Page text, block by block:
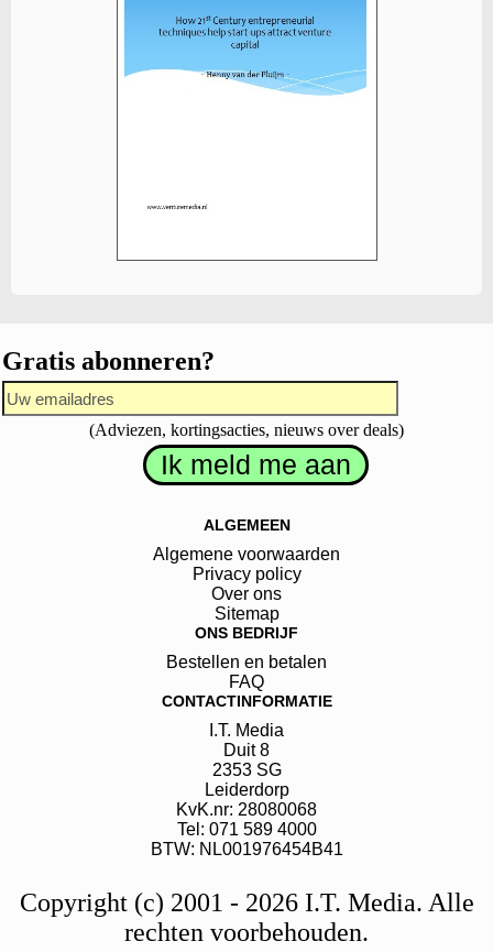
Gratis abonneren?
(Adviezen, kortingsacties, nieuws over deals)
ALGEMEEN
Algemene voorwaarden
Privacy policy
Over ons
Sitemap
ONS BEDRIJF
Bestellen en betalen
FAQ
CONTACTINFORMATIE
I.T. Media
Duit8
2353 SG
Leiderdorp
KvK.nr: 28080068
Tel: 071 589 4000
BTW: NL001976454B41
Copyright (c) 2001 - 2026 I.T. Media. Alle
rechten voorbehouden.